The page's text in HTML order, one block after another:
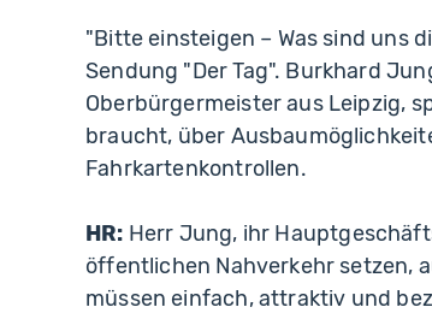
"Bitte einsteigen – Was sind uns
Sendung "Der Tag". Burkhard
Oberbürgermeister aus Leipzig,
braucht, über
Fahrkartenkontrollen.
HR: Herr Jung, ihr
öffentlichen Nahverkehr setzen,
müssen einfach, attraktiv und